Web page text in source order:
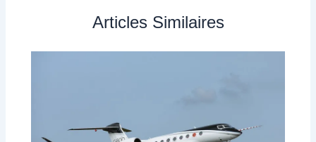
Articles Similaires